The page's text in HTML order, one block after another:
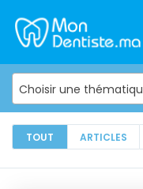
Choisir une
TOUT ARTICLES